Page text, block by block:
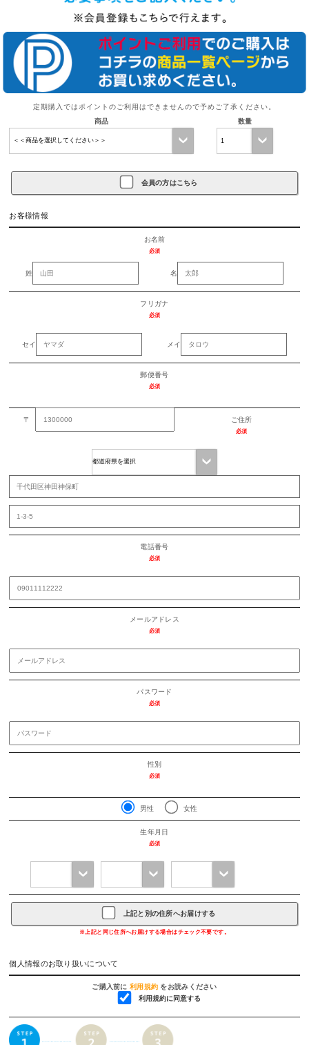
定期購入ではポイントのご利用はできませんので予めご了承ください。
商品
数量
会員の方はこちら
お客様情報
お名前
必須
姓 名
フリガナ
必須
セイ メイ
郵便番号
必須
〒 ご住所
必須
電話番号
必須
メールアドレス
必須
パスワード
必須
性別
必須
男性 女性
生年月日
必須
上記と別の住所へお届けする
※上記と同じ住所へお届けする場合はチェック不要です。
個人情報のお取り扱いについて
ご購入前に 利用規約 をお読みください
利用規約に同意する